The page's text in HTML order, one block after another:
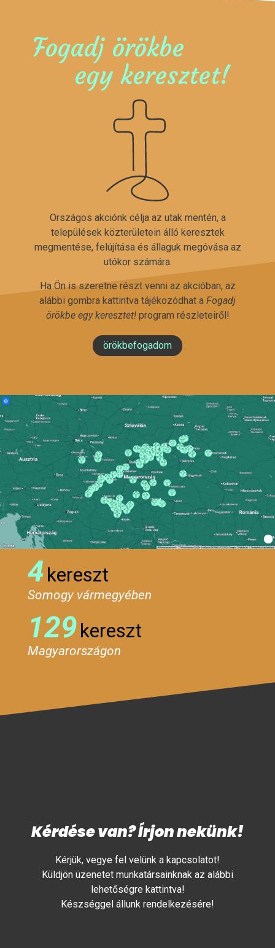
Fogadj örökbe
egy keresztet!
Országos akciónk célja az utak mentén, a
települések közterületein álló keresztek
megmentése, felújítása és állaguk megóvása az
utókor számára.
Ha Ön is szeretne részt venni az akcióban, az
alábbi gombra kattintva tájékozódhat a Fogadj
örökbe egy keresztet!program részleteiről!
örökbefogadom
4kereszt
Somogy vármegyében
129kereszt
Magyarországon
Kérdése van? Írjon nekünk!
Kérjük, vegye fel velünk a kapcsolatot!
Küldjön üzenetet munkatársainknak az alábbi
lehetőségre kattintva!
Készséggel állunk rendelkezésére!